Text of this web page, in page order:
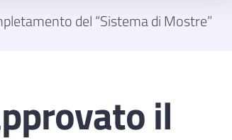
del “Sistema di Mostre”
il